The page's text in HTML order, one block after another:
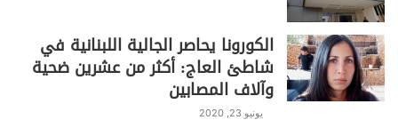
الكورونا يحاصر الجالية اللبنانية في
شاطئ العاج: أكثر من عشرين ضحية
وآلاف المصابين
يونيو 23, 2020